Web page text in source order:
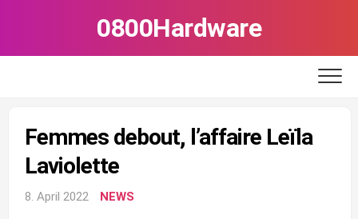
0800Hardware
Femmes debout, l’affaire Leïla
Laviolette
8. April 2022 NEWS